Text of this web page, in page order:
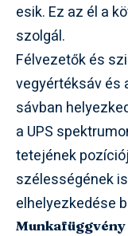
esik. Ez az él a
szolgál.
Félvezetők és
vegyértéksáv és
sávban
a UPS
tetejének
szélességének
elhelyezkedése